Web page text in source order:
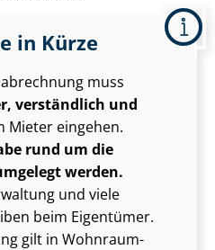
in Kürze
muss
verständlich und
Mieter eingehen.
rund um die
werden.
und viele
beim Eigentümer.
gilt in Wohn­raum­